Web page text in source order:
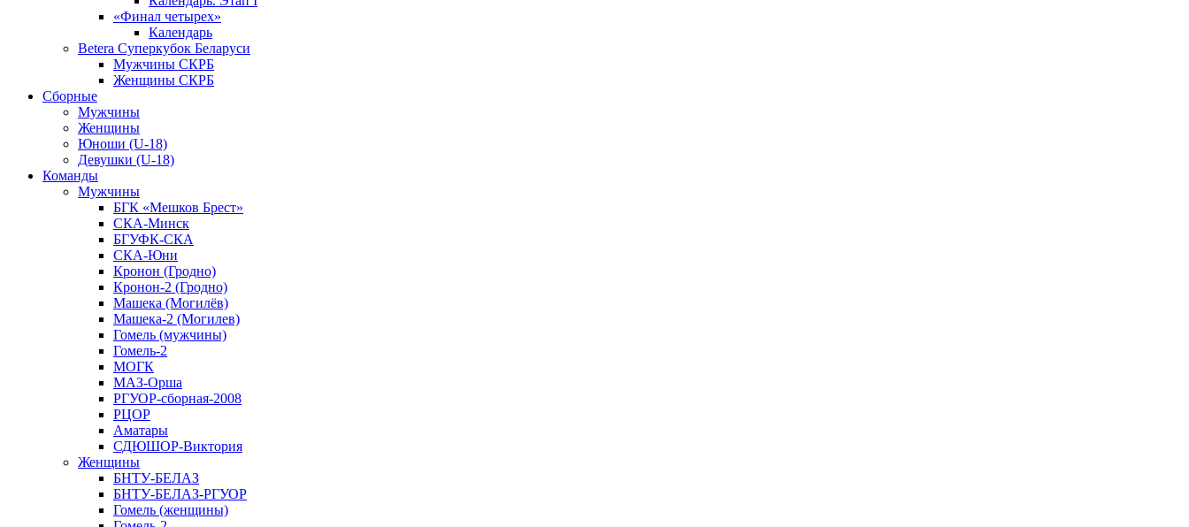
«Финал четырех»
Календарь
Betera Суперкубок Беларуси
Мужчины СКРБ
Женщины СКРБ
Сборные
Мужчины
Женщины
Юноши (U-18)
Девушки (U-18)
Команды
Мужчины
БГК «Мешков Брест»
СКА-Минск
БГУФК-СКА
СКА-Юни
Кронон (Гродно)
Кронон-2 (Гродно)
Машека (Могилёв)
Машека-2 (Могилев)
Гомель (мужчины)
Гомель-2
МОГК
МАЗ-Орша
РГУОР-сборная-2008
РЦОР
Аматары
СДЮШОР-Виктория
Женщины
БНТУ-БЕЛАЗ
БНТУ-БЕЛАЗ-РГУОР
Гомель (женщины)